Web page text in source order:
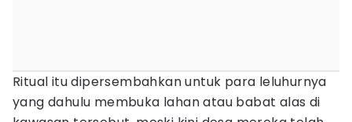
Ritual itu dipersembahkan untuk para leluhurnya
yang dahulu membuka lahan atau babat alas di